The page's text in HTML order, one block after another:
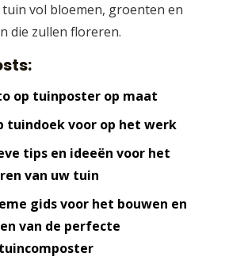
vol bloemen, groenten en
die zullen floreren.
op tuinposter op maat
tuindoek voor op het werk
tips en ideeën voor het
van uw tuin
gids voor het bouwen en
van de perfecte